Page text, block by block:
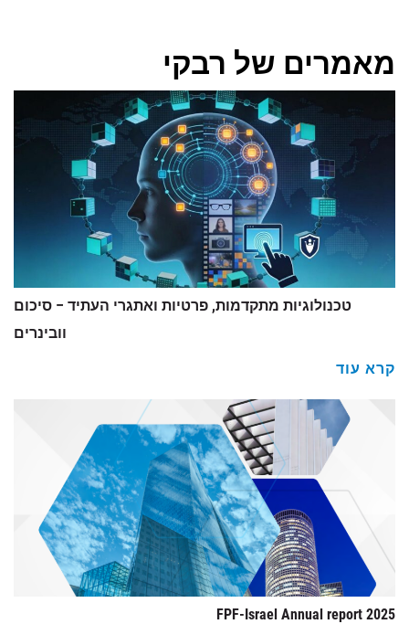
מאמרים של רבקי
טכנולוגיות מתקדמות, פרטיות ואתגרי העתיד – סיכום
וובינרים
קרא עוד
2025 FPF-Israel Annual report